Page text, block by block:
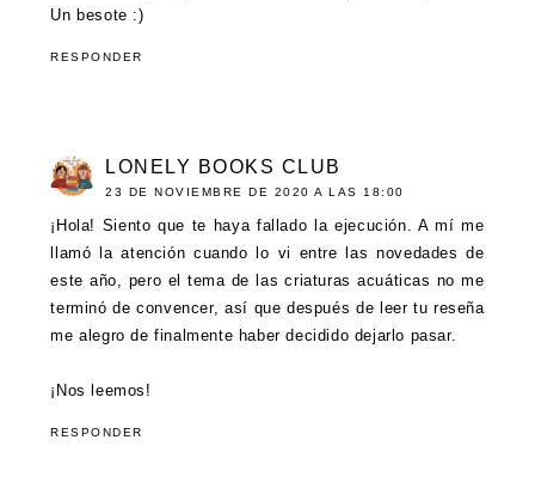
Un besote :)
RESPONDER
LONELY BOOKS CLUB
23 DE NOVIEMBRE DE 2020 A LAS 18:00
¡Hola! Siento que te haya fallado la ejecución. A mí me
llamó la atención cuando lo vi entre las novedades de
este año, pero el tema de las criaturas acuáticas no me
terminó de convencer, así que después de leer tu reseña
me alegro de finalmente haber decidido dejarlo pasar.
¡Nos leemos!
RESPONDER